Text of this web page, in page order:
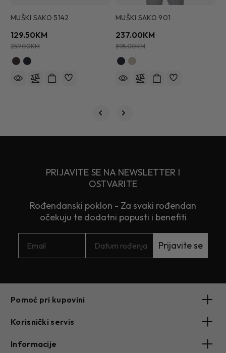
MUŠKI SAKO 5142
129.50KM
259.00KM
MUŠKI SAKO 901
237.00KM
395.00KM
PRIJAVITE SE NA NEWSLETTER I
OSTVARITE
Rođendanski poklon - Za svaki rođendan
očekuju te dodatni popusti i benefiti
Prijavite se
Pomoć pri kupovini
Korisnički servis
Informacije